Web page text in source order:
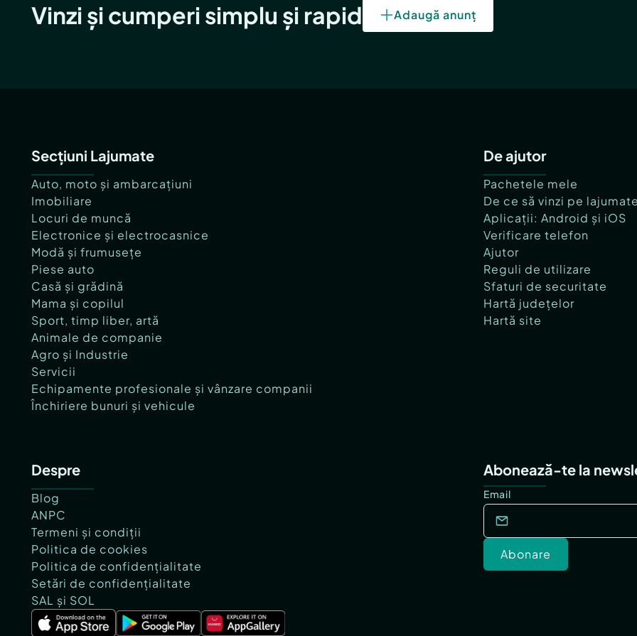
Vinzi și cumperi simplu și rapid Adaugă anunț
Secțiuni Lajumate
Auto, moto și ambarcațiuni
Imobiliare
Locuri de muncă
Electronice și electrocasnice
Modă și frumusețe
Piese auto
Casă și grădină
Mama și copilul
Sport, timp liber, artă
Animale de companie
Agro și Industrie
Servicii
Echipamente profesionale și vânzare companii
Închiriere bunuri și vehicule
De ajutor
Pachetele mele
De ce să vinzi pe
Aplicații: Android și iOS
Verificare telefon
Ajutor
Reguli de utilizare
Sfaturi de securitate
Hartă județelor
Hartă site
Despre
Blog
ANPC
Termeni și condiții
Politica de cookies
Politica de confidențialitate
Setări de confidențialitate
SAL și SOL
Abonează-te la
Email
Abonare